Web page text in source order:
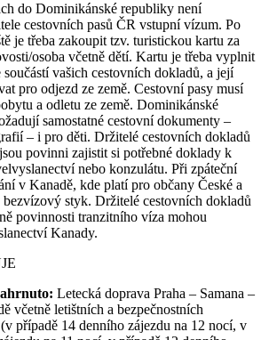
do Dominikánské republiky není
cestovních pasů ČR vstupní vízum. Po
je třeba zakoupit tzv. turistickou kartu za
osoba včetně dětí. Kartu je třeba vyplnit
vašich cestovních dokladů, a její
pro odjezd ze země. Cestovní pasy musí
a odletu ze země. Dominikánské
samostatné cestovní dokumenty –
– i pro děti. Držitelé cestovních dokladů
povinni zajistit si potřebné doklady k
nebo konzulátu. Při zpáteční
v Kanadě, kde platí pro občany České a
styk. Držitelé cestovních dokladů
povinnosti tranzitního víza mohou
Kanady.
Letecká doprava Praha – Samana –
včetně letištních a bezpečnostních
případě 14 denního zájezdu na 12 nocí, v